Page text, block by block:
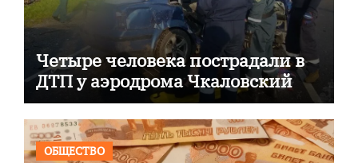
Четыре человека пострадали в
ДТП у аэродрома Чкаловский
ОБЩЕСТВО